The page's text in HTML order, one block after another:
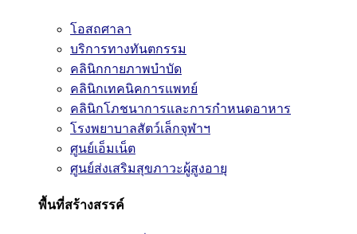
โอสถศาลา
บริการทางทันตกรรม
คลินิกกายภาพบำบัด
คลินิกเทคนิคการแพทย์
คลินิกโภชนาการและการกำหนดอาหาร
โรงพยาบาลสัตว์เล็กจุฬาฯ
ศูนย์เอ็มเน็ต
ศูนย์ส่งเสริมสุขภาวะผู้สูงอายุ
พื้นที่สร้างสรรค์